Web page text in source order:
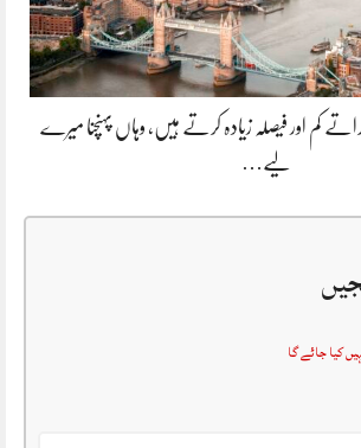
کم اور فیصلہ زیادہ کرتے ہیں، وہاں پہنچنا میرے
لیے…
کیا جائے گا